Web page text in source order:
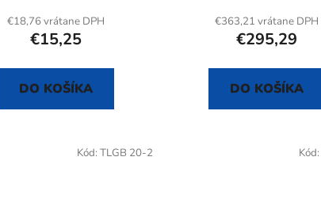
€18,76 vrátane DPH
€15,25
DO KOŠÍKA
€363,21 vrátane DPH
€295,29
DO KOŠÍKA
Kód: TLGB 20-2 Kód: